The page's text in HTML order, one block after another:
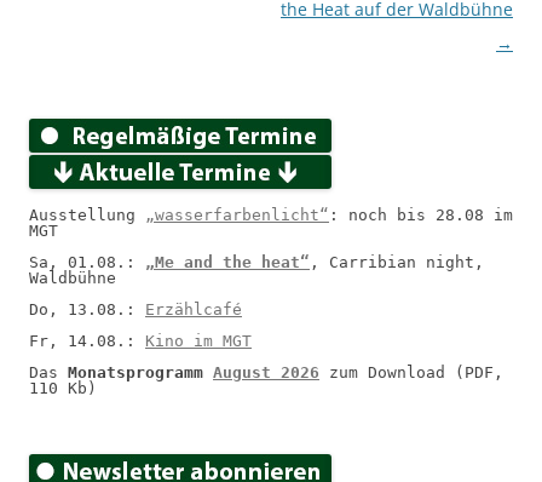
the Heat auf der Waldbühne
→
Ausstellung „wasserfarbenlicht“ : noch bis 28.08 im
MGT
Sa, 01.08.: „Me and the heat“ , Carribian night,
Waldbühne
Do, 13.08.: Erzählcafé
Fr, 14.08.: Kino im MGT
Das Monatsprogramm August 2026 zum Download (PDF,
110 Kb)